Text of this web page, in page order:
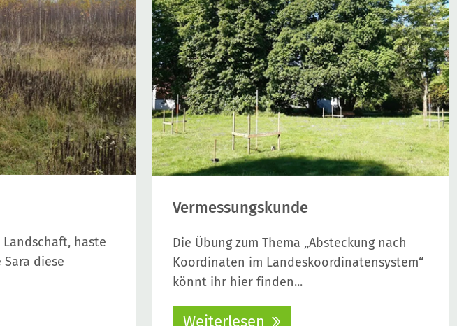
haste
diese
Vermessungskunde
Die Übung zum Thema „Absteckung nach
Koordinaten im Landeskoordinatensystem“
könnt ihr hier finden...
Weiterlesen